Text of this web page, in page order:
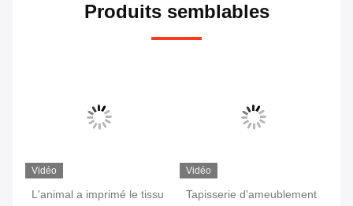
Produits semblables
Vidéo
L'animal a imprimé le tissu
Vidéo
Tapisserie d'ameublement